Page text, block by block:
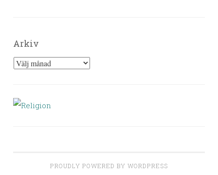
Arkiv
Arkiv
PROUDLY POWERED BY WORDPRESS